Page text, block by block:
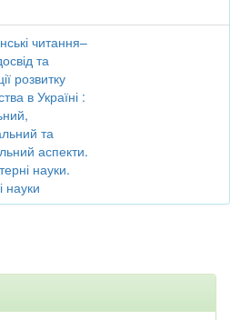
читання–
та
розвитку
в Україні :
та
аспекти.
науки.
науки